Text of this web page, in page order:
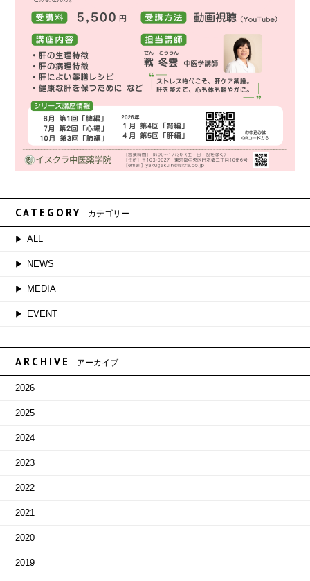
CATEGORY カテゴリー
ALL
NEWS
MEDIA
EVENT
ARCHIVE アーカイブ
2026
2025
2024
2023
2022
2021
2020
2019